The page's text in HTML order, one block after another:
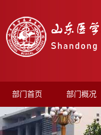
部门首页 部门概况